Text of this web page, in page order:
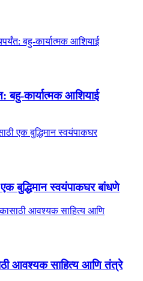
बहु-कार्यात्मक आशियाई
बुद्धिमान स्वयंपाकघर बांधणे
आवश्यक साहित्य आणि तंत्रे